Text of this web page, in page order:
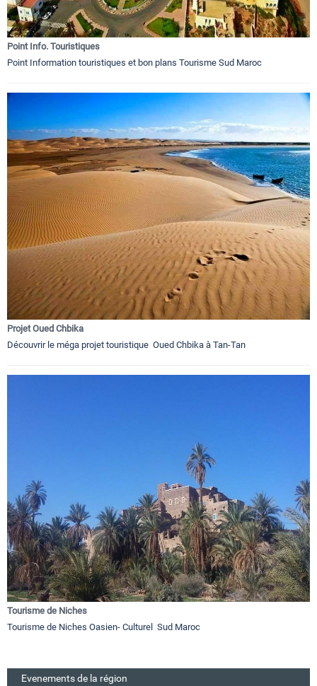
Point Info. Touristiques
Point Information touristiques et bon plans Tourisme Sud Maroc
Projet Oued Chbika
Découvrir le méga projet touristique Oued Chbika à Tan-Tan
Tourisme de Niches
Tourisme de Niches Oasien- Culturel Sud Maroc
Evenements de la région